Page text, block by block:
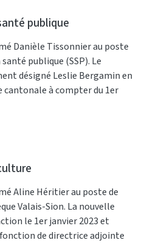
publique
Danièle Tissonnier au poste
publique (SSP). Le
désigné Leslie Bergamin en
cantonale à compter du 1er
Aline Héritier au poste de
Valais-Sion. La nouvelle
le 1er janvier 2023 et
de directrice adjointe